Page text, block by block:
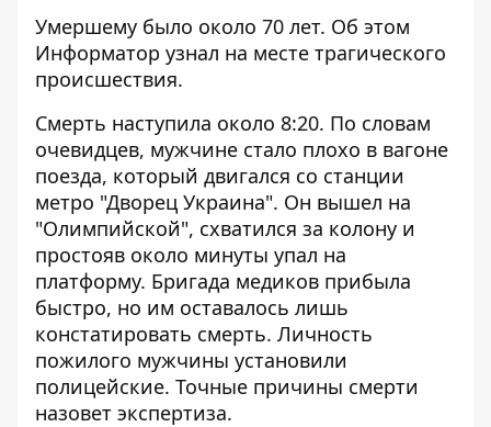
Умершему было около 70 лет. Об этом
Информатор узнал на месте трагического
происшествия.
Смерть наступила около 8:20. По словам
очевидцев, мужчине стало плохо в вагоне
поезда, который двигался со станции
метро "Дворец Украина". Он вышел на
"Олимпийской", схватился за колону и
простояв около минуты упал на
платформу. Бригада медиков прибыла
быстро, но им оставалось лишь
констатировать смерть. Личность
пожилого мужчины установили
полицейские. Точные причины смерти
назовет экспертиза.